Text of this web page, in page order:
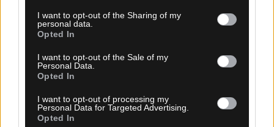
not limited to your visit or usage behaviour. You may click to
grant or deny consent to Google and its third-party tags to
use your data for below specified purposes in below Google
consent section.
I want to opt-out of the Sharing of my
personal data.
Opted In
I want to opt-out of the Sale of my
Personal Data.
Opted In
I want to opt-out of processing my
Personal Data for Targeted Advertising.
Opted In